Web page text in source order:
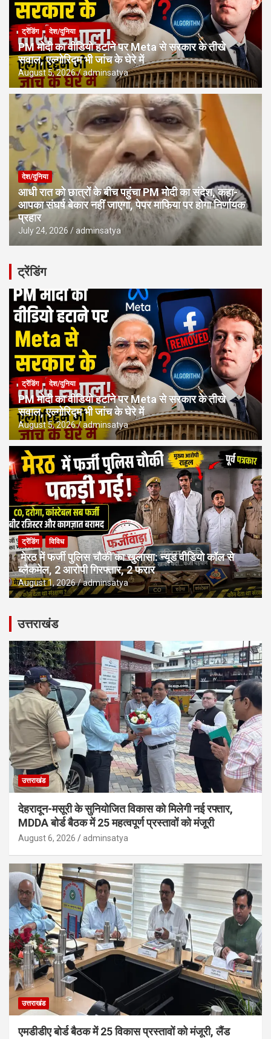
ट्रेंडिंग देश/दुनिया
PM मोदी का वीडियो हटाने पर Meta से सरकार के तीखे
सवाल, एल्गोरिद्म भी जांच के घेरे में
August 5, 2026 adminsatya
देश/दुनिया
आधी रात को छात्रों के बीच पहुंचा PM मोदी का संदेश, कहा-
आपका संघर्ष बेकार नहीं जाएगा, पेपर माफिया पर होगा निर्णायक
प्रहार
July 24, 2026 adminsatya
ट्रेंडिंग
ट्रेंडिंग देश/दुनिया
PM मोदी का वीडियो हटाने पर Meta से सरकार के तीखे
सवाल, एल्गोरिद्म भी जांच के घेरे में
August 5, 2026 adminsatya
ट्रेंडिंग विविध
मेरठ में फर्जी पुलिस चौकी का खुलासा: न्यूड वीडियो कॉल से
ब्लैकमेल, 2 आरोपी गिरफ्तार, 2 फरार
August 1, 2026 adminsatya
उत्तराखंड
उत्तराखंड
देहरादून-मसूरी के सुनियोजित विकास को मिलेगी नई रफ्तार,
MDDA बोर्ड बैठक में 25 महत्वपूर्ण प्रस्तावों को मंजूरी
August 6, 2026 adminsatya
उत्तराखंड
एमडीडीए बोर्ड बैठक में 25 विकास प्रस्तावों को मंजूरी, लैंड